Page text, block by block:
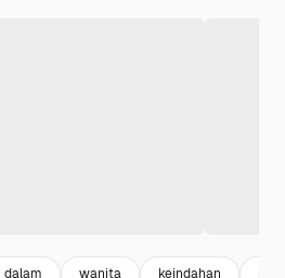
dalam wanita keindahan